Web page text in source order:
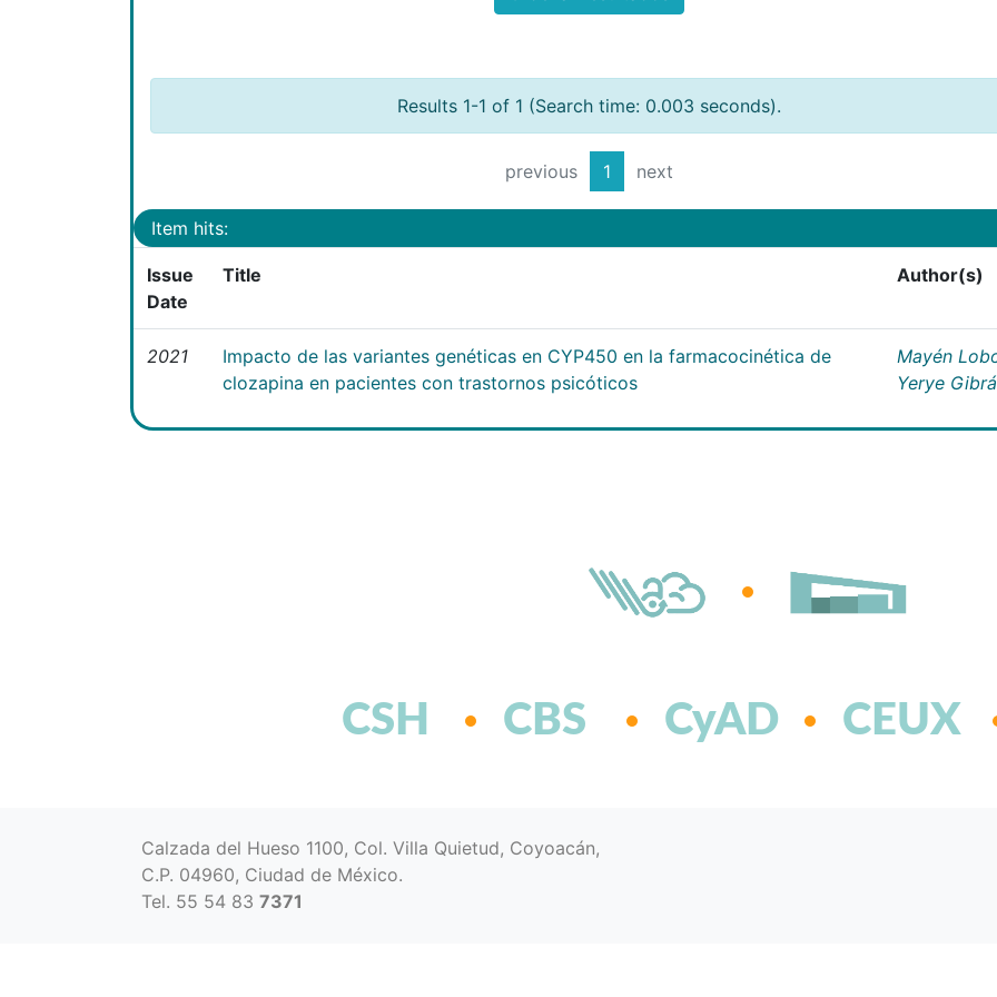
Results 1-1 of 1 (Search time: 0.003 seconds).
previous 1 next
Item hits:
Issue
Date
Title Author(s)
2021
Impacto de las variantes genéticas en CYP450 en la farmacocinética de
clozapina en pacientes con trastornos psicóticos
Mayén
Yerye
CSH CBS CyAD CEUX
Calzada del Hueso 1100, Col. Villa Quietud, Coyoacán,
C.P. 04960, Ciudad de México.
Tel. 55 54 83 7371